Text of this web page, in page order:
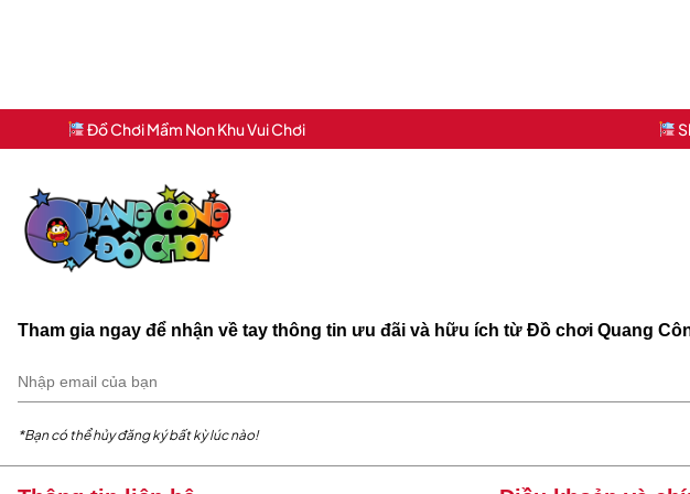
Đồ Chơi Mầm Non Khu Vui Chơi
Tham gia ngay để nhận về tay thông tin ưu đãi và hữu ích từ Đồ chơi Quang
*Bạn có thể hủy đăng ký bất kỳ lúc nào!